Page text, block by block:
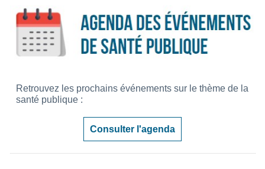
Retrouvez les prochains événements sur le thème de la
santé publique :
Consulter l'agenda